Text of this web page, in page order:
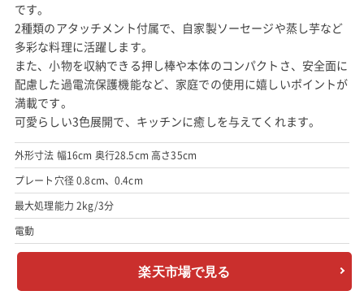
です。
2種類のアタッチメント付属で、自家製ソーセージや蒸し芋など
多彩な料理に活躍します。
また、小物を収納できる押し棒や本体のコンパクトさ、安全面に
配慮した過電流保護機能など、家庭での使用に嬉しいポイントが
満載です。
可愛らしい3色展開で、キッチンに癒しを与えてくれます。
外形寸法 幅16cm 奥行28.5cm 高さ35cm
プレート穴径 0.8cm、0.4cm
最大処理能力 2kg/3分
電動
楽天市場で見る